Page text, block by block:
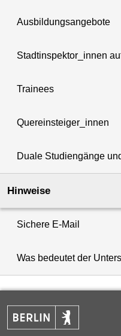
Ausbildungsangebote
Stadtinspektor_innen
Trainees
Quereinsteiger_innen
Duale Studiengänge
Hinweise
Sichere E-Mail
Was bedeutet der